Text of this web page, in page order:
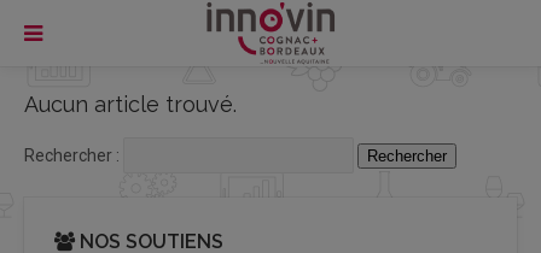
Aucun article trouvé.
Rechercher :
NOS SOUTIENS